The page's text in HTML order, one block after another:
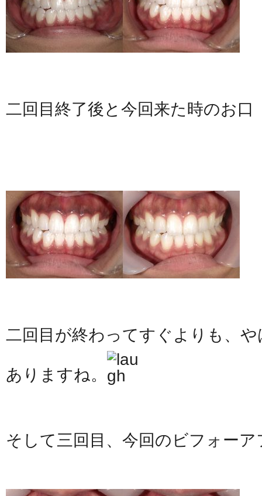
二回目終了後と今回来た時のお口
二回目が終わってすぐよりも、
ありますね。
そして三回目、今回のビフォー